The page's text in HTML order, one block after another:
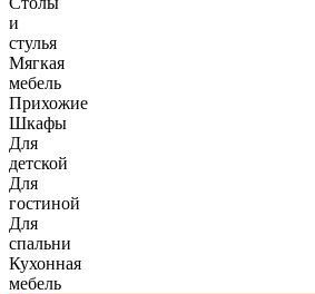
и
стулья
Мягкая
мебель
Прихожие
Шкафы
Для
детской
Для
гостиной
Для
спальни
Кухонная
мебель